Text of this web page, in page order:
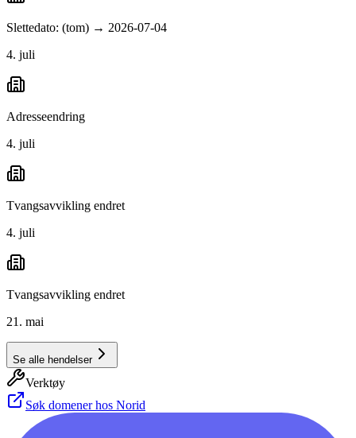
Slettedato: (tom) → 2026-07-04
4. juli
Adresseendring
4. juli
Tvangsavvikling endret
4. juli
Tvangsavvikling endret
21. mai
Se alle hendelser
Verktøy
Søk domener hos Norid